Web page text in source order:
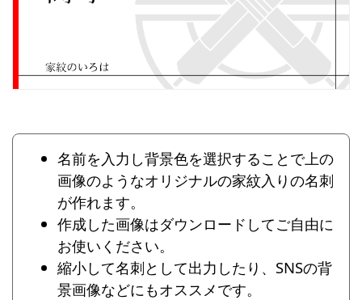
名前を入力し背景色を選択することで上の
画像のようなオリジナルの家紋入りの名刺
が作れます。
作成した画像はダウンロードしてご自由に
お使いください。
縮小して名刺として出力したり、SNSの背
景画像などにもオススメです。